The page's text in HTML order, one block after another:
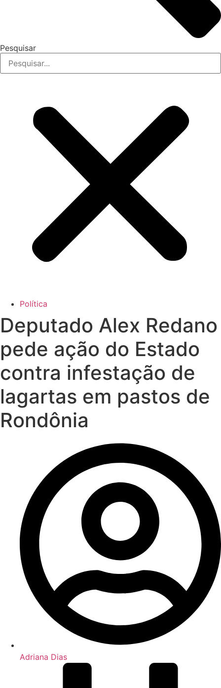
Pesquisar
Política
Deputado Alex Redano
pede ação do Estado
contra infestação de
lagartas em pastos de
Rondônia
Adriana Dias